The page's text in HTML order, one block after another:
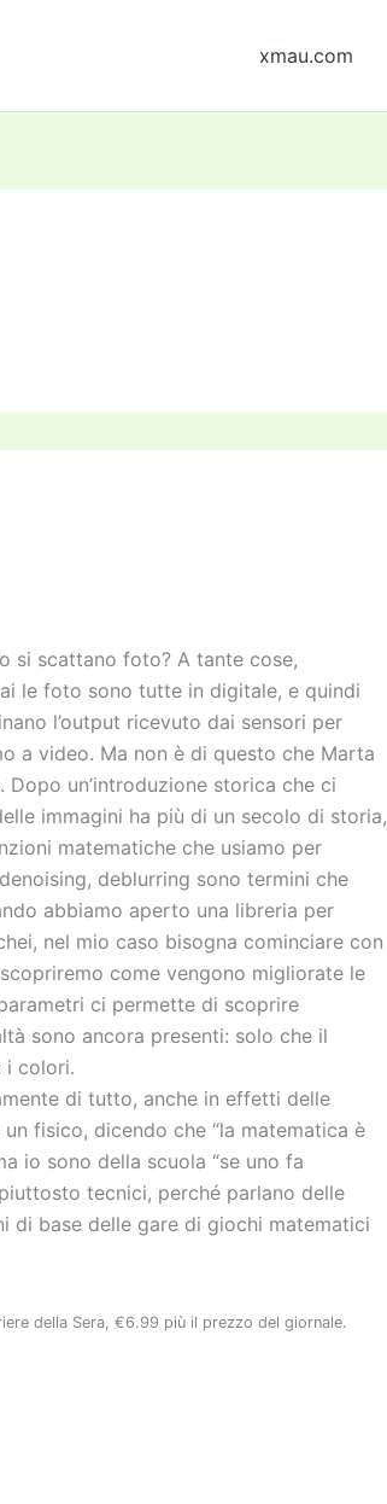
xmau.com
si scattano foto? A tante cose,
le foto sono tutte in digitale, e quindi
l’output ricevuto dai sensori per
a video. Ma non è di questo che Marta
un’introduzione storica che ci
immagini ha più di un secolo di storia,
matematiche che usiamo per
deblurring sono termini che
abbiamo aperto una libreria per
nel mio caso bisogna cominciare con
come vengono migliorate le
ci permette di scoprire
sono ancora presenti: solo che il
i colori.
di tutto, anche in effetti delle
fisico, dicendo che “la matematica è
io sono della scuola “se uno fa
tecnici, perché parlano delle
di base delle gare di giochi matematici
della Sera, €6.99 più il prezzo del giornale.